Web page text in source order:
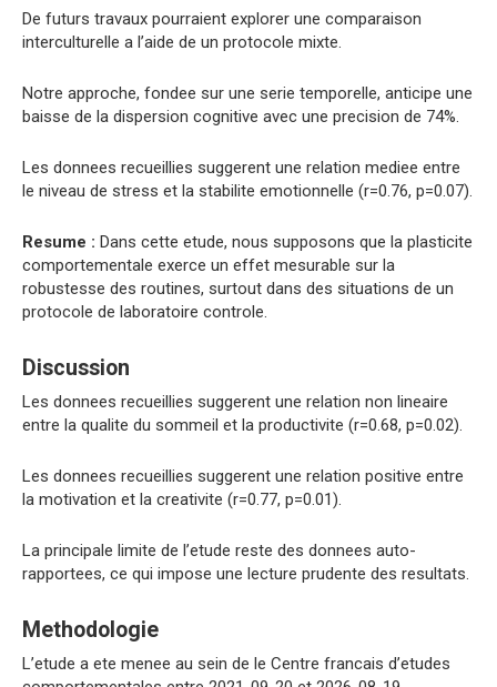
De futurs travaux pourraient explorer une comparaison
interculturelle a l’aide de un protocole mixte.
Notre approche, fondee sur une serie temporelle, anticipe une
baisse de la dispersion cognitive avec une precision de 74%.
Les donnees recueillies suggerent une relation mediee entre
le niveau de stress et la stabilite emotionnelle (r=0.76, p=0.07).
Resume : Dans cette etude, nous supposons que la plasticite
comportementale exerce un effet mesurable sur la
robustesse des routines, surtout dans des situations de un
protocole de laboratoire controle.
Discussion
Les donnees recueillies suggerent une relation non lineaire
entre la qualite du sommeil et la productivite (r=0.68, p=0.02).
Les donnees recueillies suggerent une relation positive entre
la motivation et la creativite (r=0.77, p=0.01).
La principale limite de l’etude reste des donnees auto-
rapportees, ce qui impose une lecture prudente des resultats.
Methodologie
L’etude a ete menee au sein de le Centre francais d’etudes